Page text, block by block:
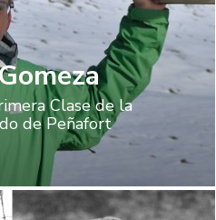
Clase de la
de Peñafort